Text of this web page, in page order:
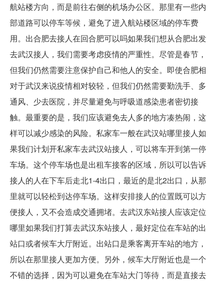
航站楼方向，而是前往右侧的机场办公区。那里有一些内
部道路可以停车等候，避免了进入航站楼区域的停车费
用。出合肥去接人在回合肥可以吗如果我们想从合肥出发
去武汉接人，我们需要考虑疫情的严重性。尽管是春节，
但我们仍然需要注意保护自己和他人的安全。即使合肥相
对于武汉来说疫情相对较轻，但我们仍然需要勤洗手、多
通风、少去医院，并尽量避免与呼吸道感染患者密切接
触。最重要的是，我们应该避免去人多的地方凑热闹，这
样可以减少感染的风险。私家车一般在武汉站哪里接人如
果我们计划开私家车去武汉站接人，可以将车开到第一停
车场。这个停车场也是出租车接客的区域，所以可以告诉
接人的人在下车后走北1-4出口，最近的是北2出口，从那
里就可以轻松到达停车场。这样安排接人的位置既可以方
便接人，又不会造成交通拥堵。去武汉东站接人应该定位
哪里如果我们打算去武汉东站接人，最好定位在车站的出
站口或者候车大厅附近。出站口是乘客离开车站的地方，
所以在那里接人更加方便。另外，候车大厅附近也是一个
不错的选择，因为可以避免在车站大门等待，而是直接去